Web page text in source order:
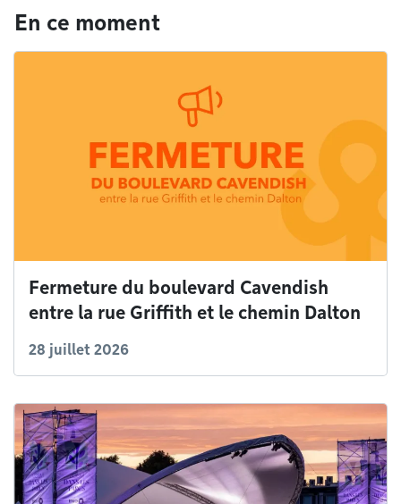
En ce moment
Fermeture du boulevard Cavendish
entre la rue Griffith et le chemin Dalton
28 juillet 2026